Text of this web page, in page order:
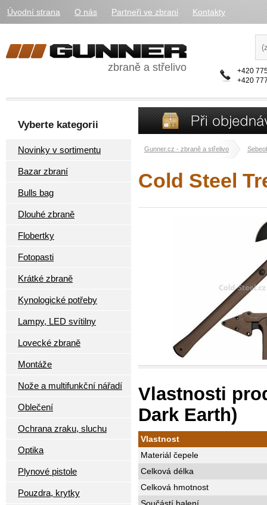
Úvodní strana O nás Partneři ve zbrani Kontakty
zbraně a střelivo
+420
+420
Vyberte kategorii
Novinky v sortimentu
Bazar zbraní
Bulls bag
Dlouhé zbraně
Flobertky
Fotopasti
Krátké zbraně
Kynologické potřeby
Lampy, LED svítilny
Lovecké zbraně
Montáže
Nože a multifunkční nářadí
Oblečení
Ochrana zraku, sluchu
Optika
Plynové pistole
Pouzdra, krytky
Gunner.cz - zbraně a střelivo
Cold Steel
Vlastnosti
Dark Earth)
Vlastnost
Materiál čepele
Celková délka
Celková hmotnost